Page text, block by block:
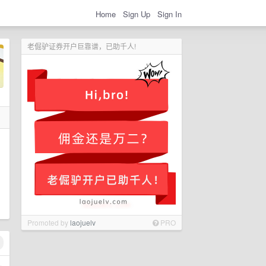
Home Sign Up Sign In
老倔驴证券开户巨靠谱，已助千人!
Promoted bylaojuelv PRO